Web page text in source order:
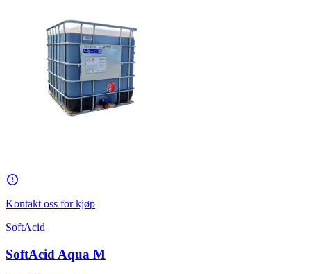
Kontakt oss for kjøp
SoftAcid
SoftAcid Aqua M